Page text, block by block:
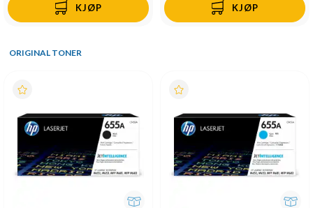
KJØP KJØP
ORIGINAL TONER